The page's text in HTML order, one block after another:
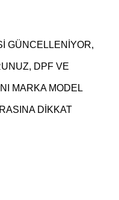
GÜNCELLENİYOR,
DPF VE
MARKA MODEL
DİKKAT